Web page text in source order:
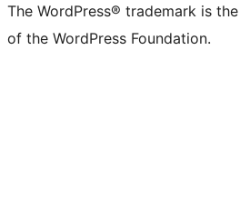
The WordPress® trademark is
of the WordPress Foundation.